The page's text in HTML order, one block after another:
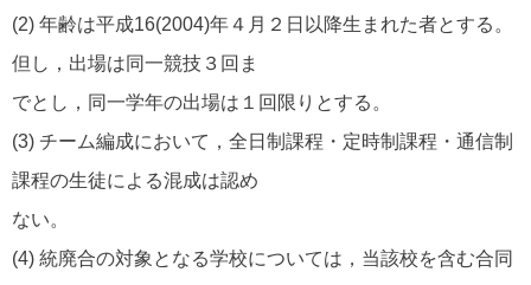
(2) 年齢は平成16(2004)年４月２日以降生まれた者とする。
但し，出場は同一競技３回ま
でとし，同一学年の出場は１回限りとする。
(3) チーム編成において，全日制課程・定時制課程・通信制
課程の生徒による混成は認め
ない。
(4) 統廃合の対象となる学校については，当該校を含む合同